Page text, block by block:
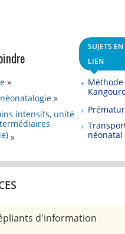
intensifs, unité
SUJETS EN
LIEN
Méthode
néonatal
d'information